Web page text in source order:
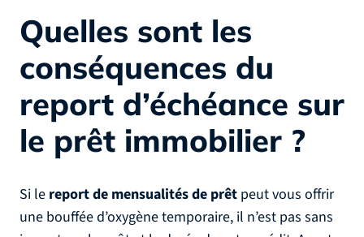
Quelles sont les
conséquences du
report d’échéance sur
le prêt immobilier ?
Si le report de mensualités de prêt peut vous offrir
une bouffée d’oxygène temporaire, il n’est pas sans